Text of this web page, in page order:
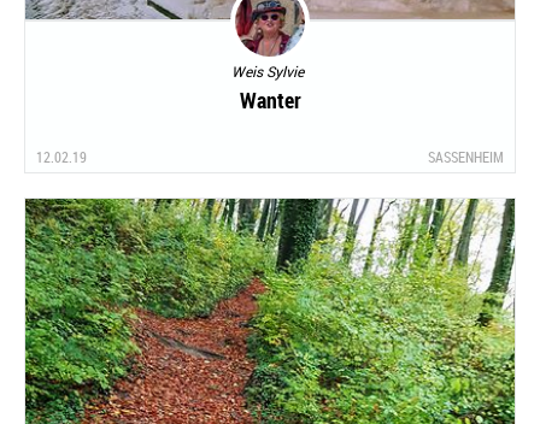
Weis Sylvie
Wanter
12.02.19 SASSENHEIM